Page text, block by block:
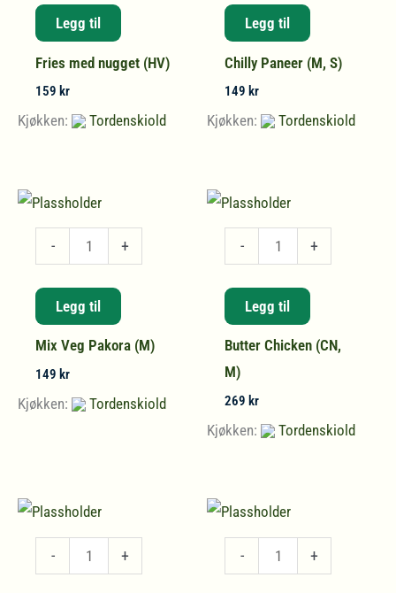
nugget
(HV)
antall
Legg til
Fries med nugget (HV)
159 kr
Kjøkken: Tordenskiold
(M,
S)
antall
Legg til
Chilly Paneer (M, S)
149 kr
Kjøkken: Tordenskiold
-
Veg
Pakora
(M)
antall
+
Legg til
Mix Veg Pakora (M)
149 kr
Kjøkken: Tordenskiold
-
Chicken
(CN,
M)
antall
+
Legg til
Butter Chicken (CN,
M)
269 kr
Kjøkken: Tordenskiold
-
Kerala
+ -
65
+